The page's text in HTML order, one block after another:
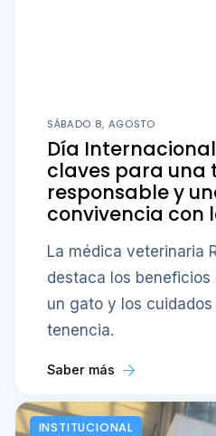
SÁBADO 8, AGOSTO
Día
claves para una
responsable y
convivencia con
La médica veterinaria
destaca los
un gato y los
tenencia.
Saber más
INSTITUCIONAL